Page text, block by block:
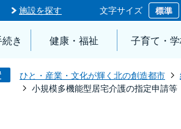
施設を探す 文字サイズ
き 健康・福祉 子育て・
ひと・産業・文化が輝く北の創造都市
小規模多機能型居宅介護の指定申請等